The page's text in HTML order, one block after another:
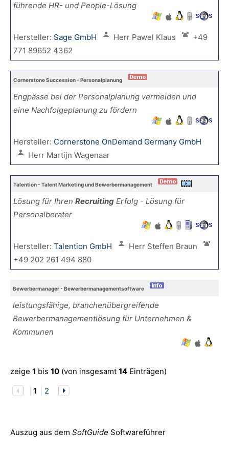
führende HR- und People-Lösung
Hersteller: Sage GmbH Herr Pawel Klaus
+49
771 89652 4362
Cornerstone Succession - Personalplanung
Engpässe bei der Personalplanung vermeiden und
eine Nachfolgeplanung zu fördern
Hersteller: Cornerstone OnDemand Germany GmbH
Herr Martijn Wagenaar
Talention - Talent Marketing und Bewerbermanagement
Lösung für Ihren Recruiting Erfolg - Lösung für
Personalberater
Hersteller: Talention GmbH
Herr Steffen Braun
+49 202 261 494 880
Bewerbermanager - Bewerbermanagementsoftware
leistungsfähige, branchenübergreifende
Bewerbermanagementlösung für Unternehmen &
Kommunen
zeige 1 bis 10 (von insgesamt 14 Einträgen)
1
2
Auszug aus dem SoftGuide Softwareführer